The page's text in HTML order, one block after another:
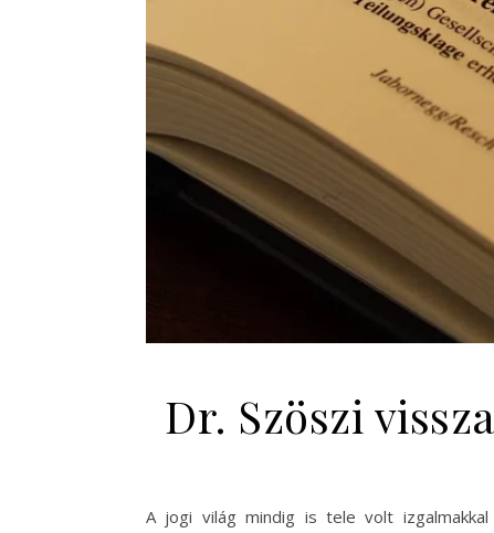
Dr. Szöszi
A jogi világ mindig is tele volt